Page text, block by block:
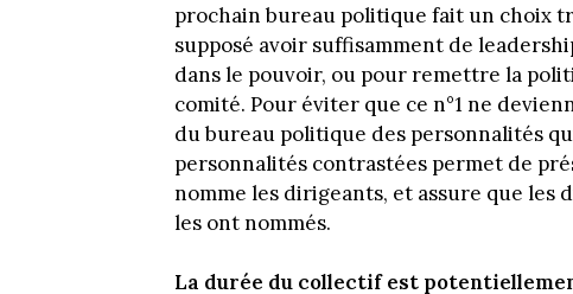
prochain bureau politique fait un choix
supposé avoir suffisamment de
dans le pouvoir, ou pour remettre la
comité. Pour éviter que ce n°1 ne
du bureau politique des personnalités
personnalités contrastées permet de
nomme les dirigeants, et assure que les
les ont nommés.
La durée du collectif est